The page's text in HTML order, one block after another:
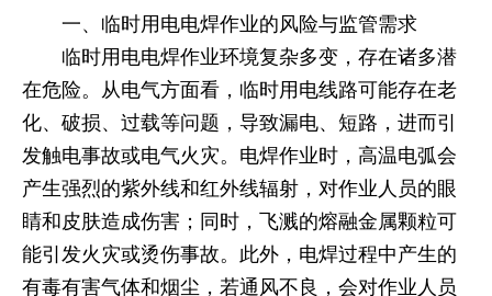
一、临时用电电焊作业的风险与监管需求
临时用电电焊作业环境复杂多变，存在诸多潜
在危险。从电气方面看，临时用电线路可能存在老
化、破损、过载等问题，导致漏电、短路，进而引
发触电事故或电气火灾。电焊作业时，高温电弧会
产生强烈的紫外线和红外线辐射，对作业人员的眼
睛和皮肤造成伤害；同时，飞溅的熔融金属颗粒可
能引发火灾或烫伤事故。此外，电焊过程中产生的
有毒有害气体和烟尘，若通风不良，会对作业人员